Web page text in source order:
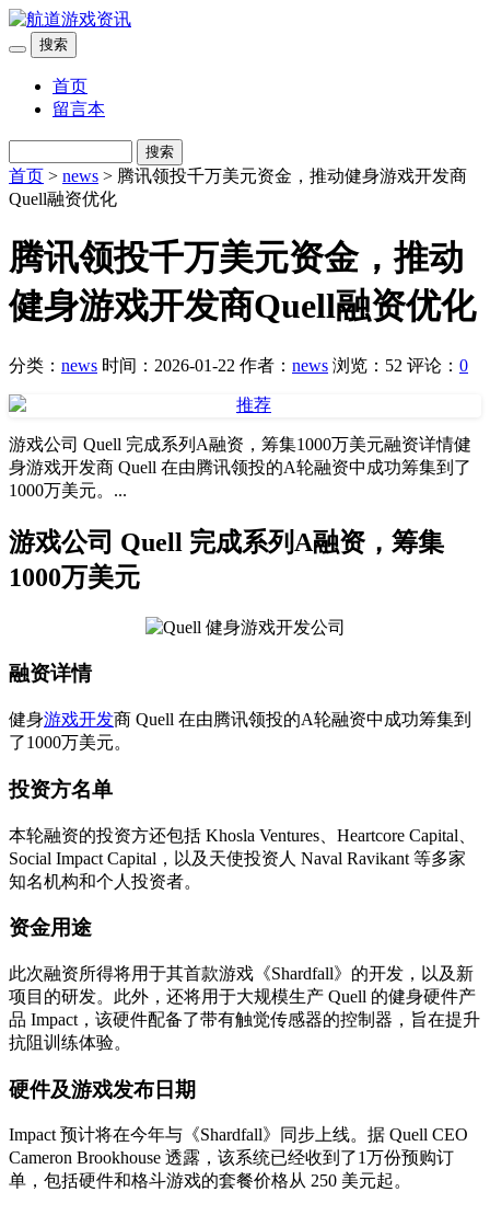
搜索
首页
留言本
搜索
首页 > news > 腾讯领投千万美元资金，推动健身游戏开发商
Quell融资优化
腾讯领投千万美元资金，推动
健身游戏开发商Quell融资优化
分类： news 时间：2026-01-22 作者： news 浏览：52 评论： 0
游戏公司 Quell 完成系列A融资，筹集1000万美元融资详情健
身游戏开发商 Quell 在由腾讯领投的A轮融资中成功筹集到了
1000万美元。...
游戏公司 Quell 完成系列A融资，筹集
1000万美元
融资详情
健身游戏开发商 Quell 在由腾讯领投的A轮融资中成功筹集到
了1000万美元。
投资方名单
本轮融资的投资方还包括 Khosla Ventures、Heartcore Capital、
Social Impact Capital，以及天使投资人 Naval Ravikant 等多家
知名机构和个人投资者。
资金用途
此次融资所得将用于其首款游戏《Shardfall》的开发，以及新
项目的研发。此外，还将用于大规模生产 Quell 的健身硬件产
品 Impact，该硬件配备了带有触觉传感器的控制器，旨在提升
抗阻训练体验。
硬件及游戏发布日期
Impact 预计将在今年与《Shardfall》同步上线。据 Quell CEO
Cameron Brookhouse 透露，该系统已经收到了1万份预购订
单，包括硬件和格斗游戏的套餐价格从 250 美元起。